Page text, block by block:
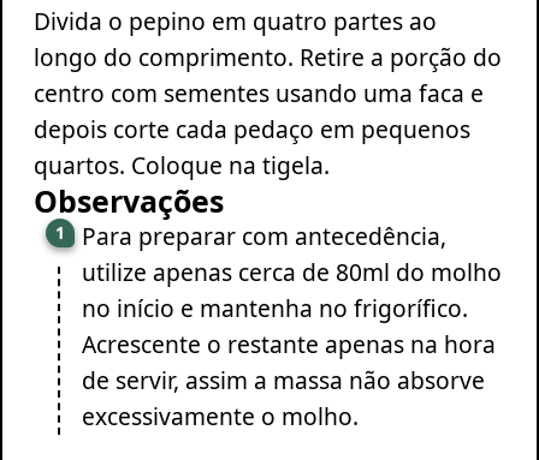
Divida o pepino em quatro partes ao
longo do comprimento. Retire a porção do
centro com sementes usando uma faca e
depois corte cada pedaço em pequenos
quartos. Coloque na tigela.
Observações
Para preparar com antecedência,
utilize apenas cerca de 80ml do molho
no início e mantenha no frigorífico.
Acrescente o restante apenas na hora
de servir, assim a massa não absorve
excessivamente o molho.